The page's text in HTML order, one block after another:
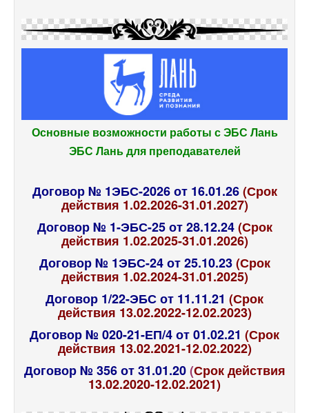
Основные возможности работы с ЭБС Лань
ЭБС Лань для преподавателей
Договор № 1ЭБС-2026 от 16.01.26 (Срок
действия 1.02.2026-31.01.2027)
Договор № 1-ЭБС-25 от 28.12.24(Срок
действия 1.02.2025-31.01.2026)
Договор № 1ЭБС-24 от 25.10.23 (Срок
действия 1.02.2024-31.01.2025)
Договор 1/22-ЭБС от 11.11.21 (Срок
действия 13.02.2022-12.02.2023)
Договор № 020-21-ЕП/4 от 01.02.21 (Срок
действия 13.02.2021-12.02.2022)
Договор № 356 от 31.01.20(Срок действия
13.02.2020-12.02.2021)